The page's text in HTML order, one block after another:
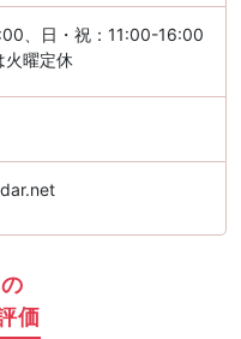
、日・祝：11:00-16:00
火曜定休
価